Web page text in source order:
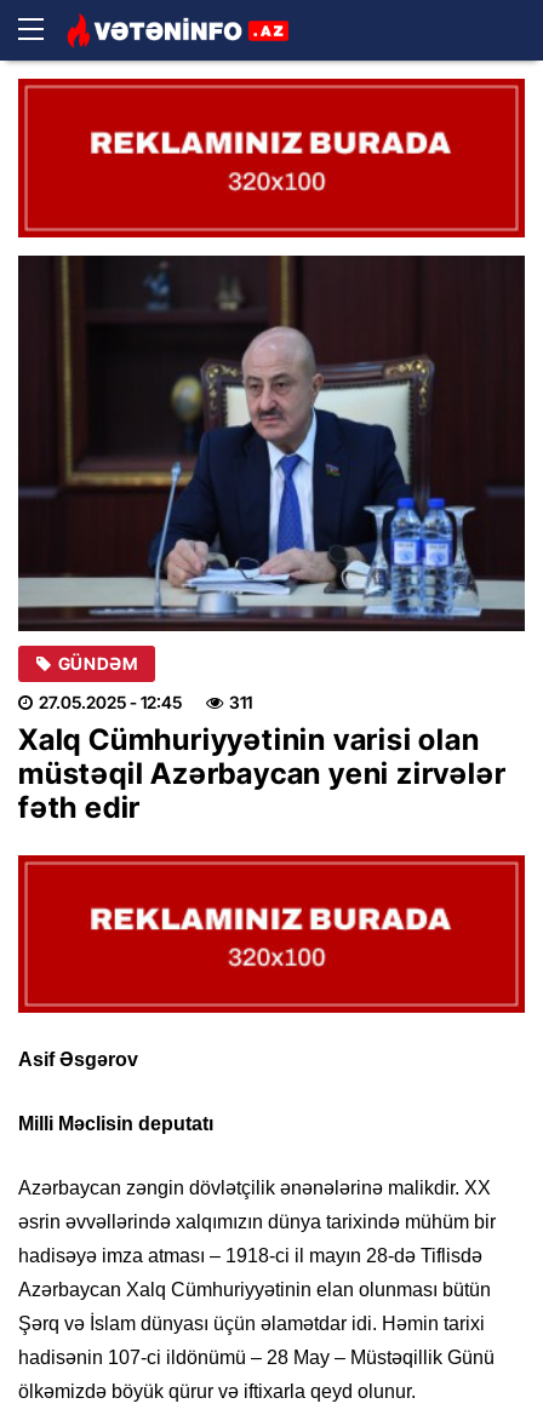
GÜNDƏM
27.05.2025- 12:45 311
Xalq Cümhuriyyətinin varisi olan
müstəqil Azərbaycan yeni zirvələr
fəth edir
Asif Əsgərov
Milli Məclisin deputatı
Azərbaycan zəngin dövlətçilik ənənələrinə malikdir. XX
əsrin əvvəllərində xalqımızın dünya tarixində mühüm bir
hadisəyə imza atması – 1918-ci il mayın 28-də Tiflisdə
Azərbaycan Xalq Cümhuriyyətinin elan olunması bütün
Şərq və İslam dünyası üçün əlamətdar idi. Həmin tarixi
hadisənin 107-ci ildönümü – 28 May – Müstəqillik Günü
ölkəmizdə böyük qürur və iftixarla qeyd olunur.